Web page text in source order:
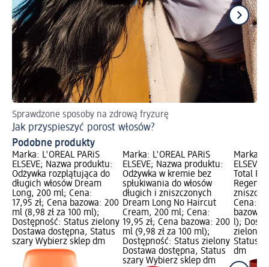
Sprawdzone sposoby na zdrową fryzurę
Jak przyspieszyć porost włosów?
Podobne produkty
Marka: L'ORÉAL PARiS
ELSEVE; Nazwa produktu:
Odżywka rozplątująca do
długich włosów Dream
Long, 200 ml; Cena:
17,95 zł; Cena bazowa: 200
ml (8,98 zł za 100 ml);
Dostępność: Status zielony
Dostawa dostępna, Status
szary Wybierz sklep dm
Marka: L'ORÉAL PARiS
ELSEVE; Nazwa produktu:
Odżywka w kremie bez
spłukiwania do włosów
długich i zniszczonych
Dream Long No Haircut
Cream, 200 ml; Cena:
19,95 zł; Cena bazowa: 200
ml (9,98 zł za 100 ml);
Dostępność: Status zielony
Dostawa dostępna, Status
szary Wybierz sklep dm
Marka:
Total
Cena:
bazowa:
l);
zielony
Status
dm